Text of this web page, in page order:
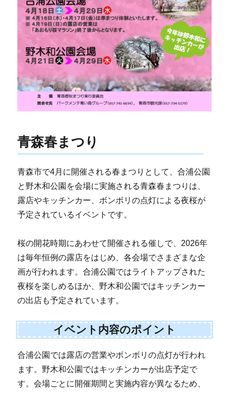
青森春まつり
青森市で4月に開催される春まつりとして、合浦公園
と野木和公園を会場に実施される青森春まつりは、
露店やキッチンカー、ボンボリの点灯による夜桜が
予定されているイベントです。
桜の開花時期にあわせて開催される催しで、2026年
は毎年恒例の露店をはじめ、各会場でさまざまな企
画が行われます。合浦公園ではライトアップされた
夜桜を楽しめるほか、野木和公園ではキッチンカー
の出店も予定されています。
イベント内容のポイント
合浦公園では露店の営業やボンボリの点灯が行われ
ます。野木和公園ではキッチンカーが出店予定で
す。会場ごとに開催期間と実施内容が異なるため、